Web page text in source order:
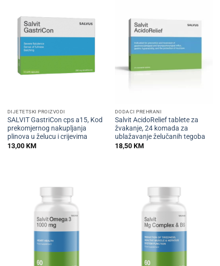
DIJETETSKI PROIZVODI
SALVIT GastriCon cps a15, Kod
prekomjernog nakupljanja
plinova u želucu i crijevima
13,00KM
DODACI PREHRANI
Salvit AcidoRelief tablete za
žvakanje, 24 komada za
ublažavanje želučanih tegoba
18,50KM